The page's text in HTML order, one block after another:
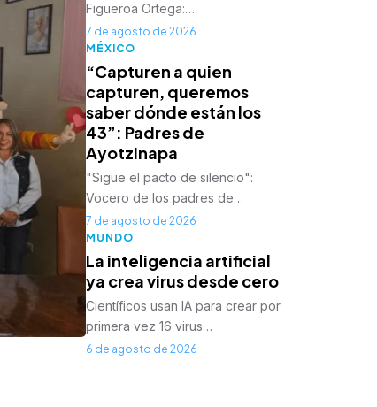
Figueroa Ortega:…
7 de agosto de 2026
MÉXICO
“Capturen a quien
capturen, queremos
saber dónde están los
43”: Padres de
Ayotzinapa
"Sigue el pacto de silencio":
Vocero de los padres de…
7 de agosto de 2026
MUNDO
La inteligencia artificial
ya crea virus desde cero
Científicos usan IA para crear por
primera vez 16 virus…
6 de agosto de 2026